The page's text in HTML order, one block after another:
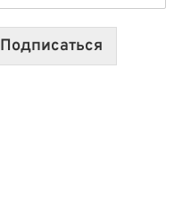
2026:
10
Подписаться